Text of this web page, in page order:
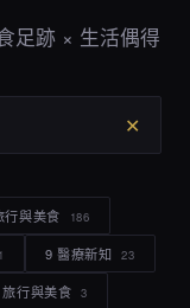
足跡 × 生活偶得
✕
行與美食 186
9 醫療新知 23
旅行與美食 3